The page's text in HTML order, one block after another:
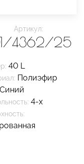
Артикул:
4362/25
40 L
Полиэфир
Синий
4-х